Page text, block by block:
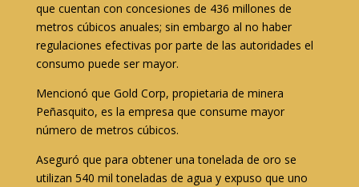
que cuentan con concesiones de 436 millones de
metros cúbicos anuales; sin embargo al no haber
regulaciones efectivas por parte de las autoridades el
consumo puede ser mayor.
Mencionó que Gold Corp, propietaria de minera
Peñasquito, es la empresa que consume mayor
número de metros cúbicos.
Aseguró que para obtener una tonelada de oro se
utilizan 540 mil toneladas de agua y expuso que uno